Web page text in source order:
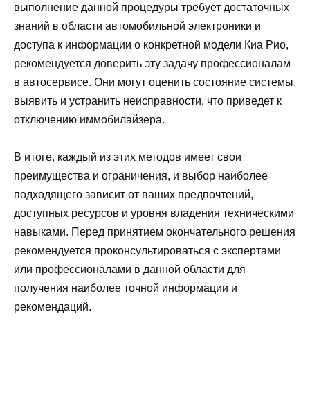
выполнение данной процедуры требует достаточных
знаний в области автомобильной электроники и
доступа к информации о конкретной модели Киа Рио,
рекомендуется доверить эту задачу профессионалам
в автосервисе. Они могут оценить состояние системы,
выявить и устранить неисправности, что приведет к
отключению иммобилайзера.
В итоге, каждый из этих методов имеет свои
преимущества и ограничения, и выбор наиболее
подходящего зависит от ваших предпочтений,
доступных ресурсов и уровня владения техническими
навыками. Перед принятием окончательного решения
рекомендуется проконсультироваться с экспертами
или профессионалами в данной области для
получения наиболее точной информации и
рекомендаций.